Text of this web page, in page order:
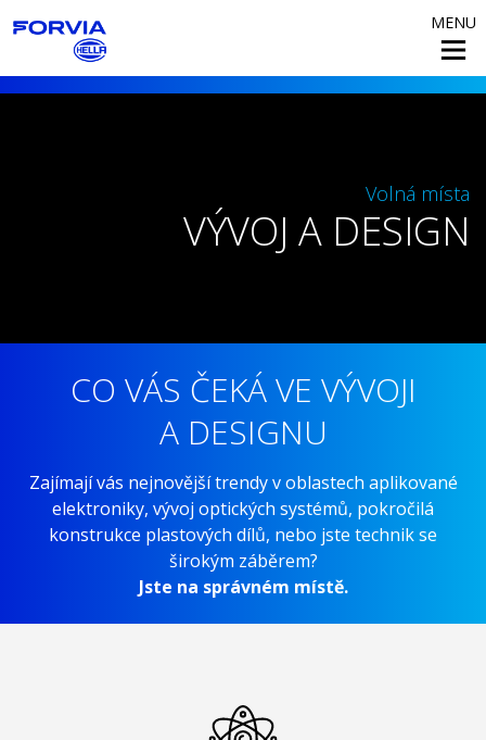
MENU
Volná místa
VÝVOJ A DESIGN
CO VÁS ČEKÁ VE VÝVOJI
A DESIGNU
Zajímají vás nejnovější trendy v oblastech aplikované
elektroniky, vývoj optických systémů, pokročilá
konstrukce plastových dílů, nebo jste technik se
širokým záběrem?
Jste na správném místě.